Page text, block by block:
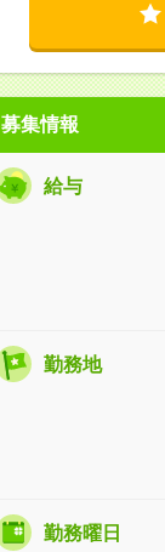
募集情報
給与
勤務地
勤務曜日